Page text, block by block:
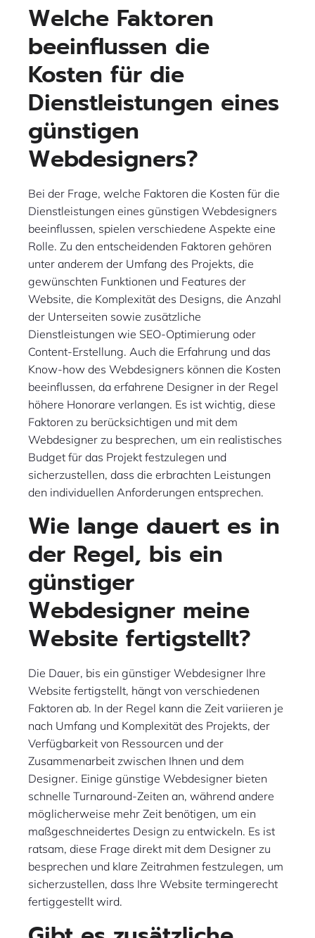
Welche Faktoren
beeinflussen die
Kosten für die
Dienstleistungen eines
günstigen
Webdesigners?
Bei der Frage, welche Faktoren die Kosten für die
Dienstleistungen eines günstigen Webdesigners
beeinflussen, spielen verschiedene Aspekte eine
Rolle. Zu den entscheidenden Faktoren gehören
unter anderem der Umfang des Projekts, die
gewünschten Funktionen und Features der
Website, die Komplexität des Designs, die Anzahl
der Unterseiten sowie zusätzliche
Dienstleistungen wie SEO-Optimierung oder
Content-Erstellung. Auch die Erfahrung und das
Know-how des Webdesigners können die Kosten
beeinflussen, da erfahrene Designer in der Regel
höhere Honorare verlangen. Es ist wichtig, diese
Faktoren zu berücksichtigen und mit dem
Webdesigner zu besprechen, um ein realistisches
Budget für das Projekt festzulegen und
sicherzustellen, dass die erbrachten Leistungen
den individuellen Anforderungen entsprechen.
Wie lange dauert es in
der Regel, bis ein
günstiger
Webdesigner meine
Website fertigstellt?
Die Dauer, bis ein günstiger Webdesigner Ihre
Website fertigstellt, hängt von verschiedenen
Faktoren ab. In der Regel kann die Zeit variieren je
nach Umfang und Komplexität des Projekts, der
Verfügbarkeit von Ressourcen und der
Zusammenarbeit zwischen Ihnen und dem
Designer. Einige günstige Webdesigner bieten
schnelle Turnaround-Zeiten an, während andere
möglicherweise mehr Zeit benötigen, um ein
maßgeschneidertes Design zu entwickeln. Es ist
ratsam, diese Frage direkt mit dem Designer zu
besprechen und klare Zeitrahmen festzulegen, um
sicherzustellen, dass Ihre Website termingerecht
fertiggestellt wird.